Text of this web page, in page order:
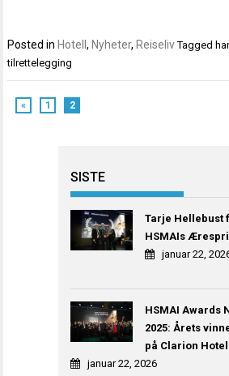
Posted in Hotell, Nyheter, Reiseliv Tagged
tilrettelegging
« 1 2
SISTE
Tarje Hellebust
HSMAIs
januar 22,
HSMAI Awards
2025: Årets
på Clarion Hotel
januar 22, 2026